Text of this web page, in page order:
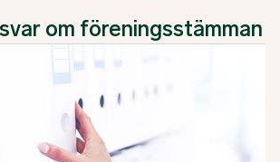
om föreningsstämman